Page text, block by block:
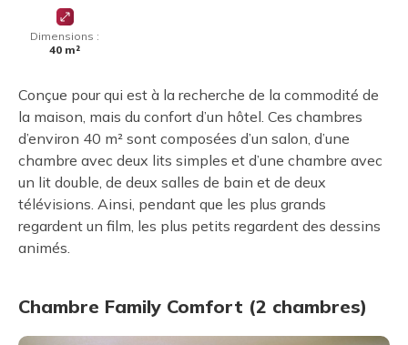
Dimensions :
40 m²
Conçue pour qui est à la recherche de la commodité de
la maison, mais du confort d’un hôtel. Ces chambres
d’environ 40 m² sont composées d’un salon, d’une
chambre avec deux lits simples et d’une chambre avec
un lit double, de deux salles de bain et de deux
télévisions. Ainsi, pendant que les plus grands
regardent un film, les plus petits regardent des dessins
animés.
Chambre Family Comfort (2 chambres)